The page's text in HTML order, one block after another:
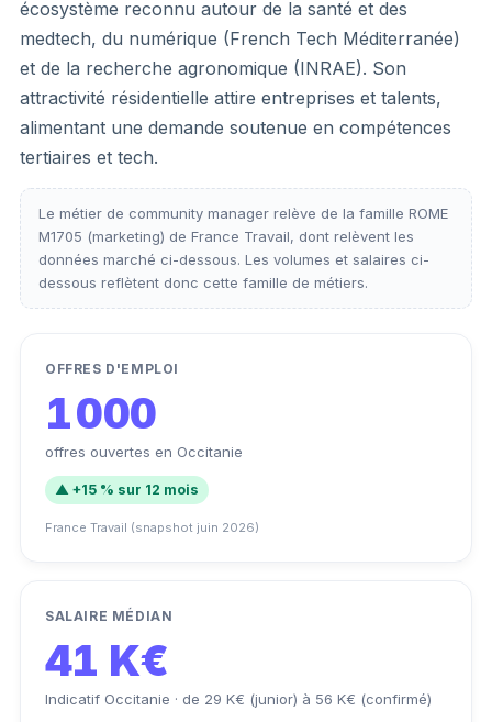
écosystème reconnu autour de la santé et des
medtech, du numérique (French Tech Méditerranée)
et de la recherche agronomique (INRAE). Son
attractivité résidentielle attire entreprises et talents,
alimentant une demande soutenue en compétences
tertiaires et tech.
Le métier de community manager relève de la famille ROME
M1705 (marketing) de France Travail, dont relèvent les
données marché ci-dessous. Les volumes et salaires ci-
dessous reflètent donc cette famille de métiers.
OFFRES D'EMPLOI
1 000
offres ouvertes en Occitanie
▲ +15 % sur 12 mois
France Travail (snapshot juin 2026)
SALAIRE MÉDIAN
41 K€
Indicatif Occitanie · de 29 K€ (junior) à 56 K€ (confirmé)